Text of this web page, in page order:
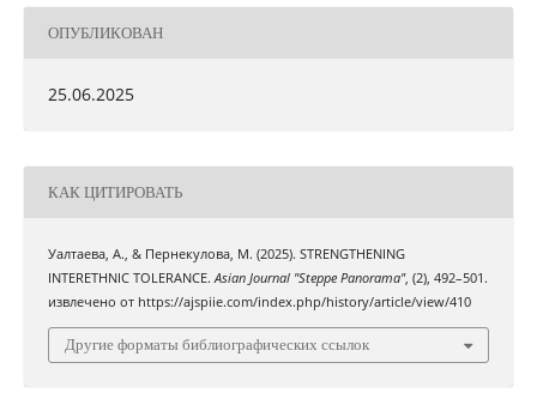
ОПУБЛИКОВАН
25.06.2025
КАК ЦИТИРОВАТЬ
Уалтаева, А., & Пернекулова, М. (2025). STRENGTHENING
INTERETHNIC TOLERANCE.Asian Journal "Steppe Panorama", (2), 492–501.
извлечено от https://ajspiie.com/index.php/history/article/view/410
Другие форматы библиографических ссылок